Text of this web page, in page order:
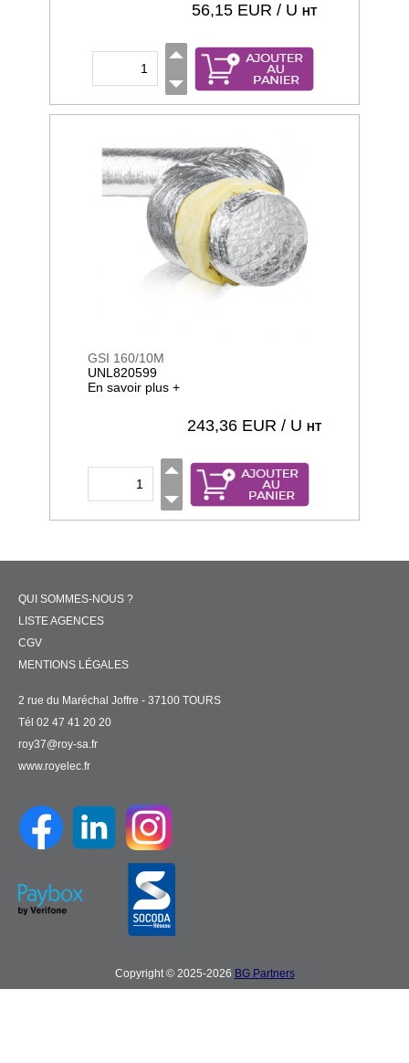
56,15 EUR / U HT
GSI 160/10M
UNL820599
En savoir plus +
243,36 EUR / U HT
QUI SOMMES-NOUS ?
LISTE AGENCES
CGV
MENTIONS LÉGALES
2 rue du Maréchal Joffre - 37100 TOURS
Tél 02 47 41 20 20
roy37@roy-sa.fr
www.royelec.fr
Copyright © 2025-2026 BG Partners